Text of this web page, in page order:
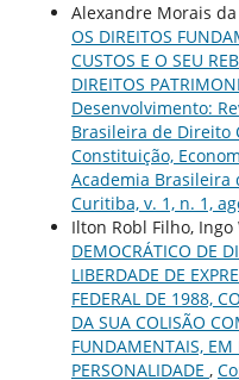
Alexandre Morais da
OS DIREITOS
CUSTOS E O SEU
DIREITOS
Desenvolvimento:
Brasileira de Direito
Constituição,
Academia Brasileira
Curitiba, v. 1, n. 1,
Ilton Robl Filho,
DEMOCRÁTICO DE
LIBERDADE DE
FEDERAL DE 1988,
DA SUA COLISÃO
FUNDAMENTAIS, EM
PERSONALIDADE ,